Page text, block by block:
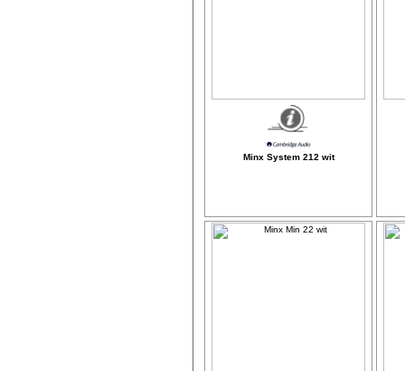
Minx System 212 wit